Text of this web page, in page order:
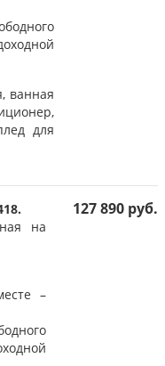
ванная
для
на
–
127 890 руб.